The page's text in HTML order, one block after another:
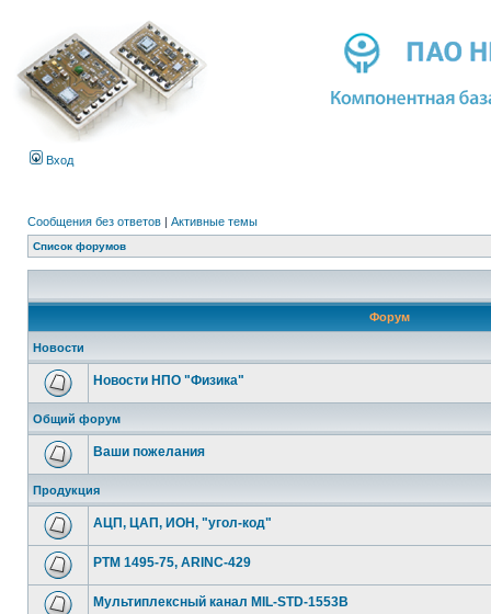
Вход
Сообщения без ответов | Активные темы
Список форумов
Форум
Новости
Новости НПО "Физика"
Общий форум
Ваши пожелания
Продукция
АЦП, ЦАП, ИОН, "угол-код"
РТМ 1495-75, ARINC-429
Мультиплексный канал MIL-STD-1553B